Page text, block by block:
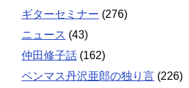
ギターセミナー (276)
ニュース (43)
仲田修子話 (162)
ペンマス丹沢亜郎の独り言 (226)